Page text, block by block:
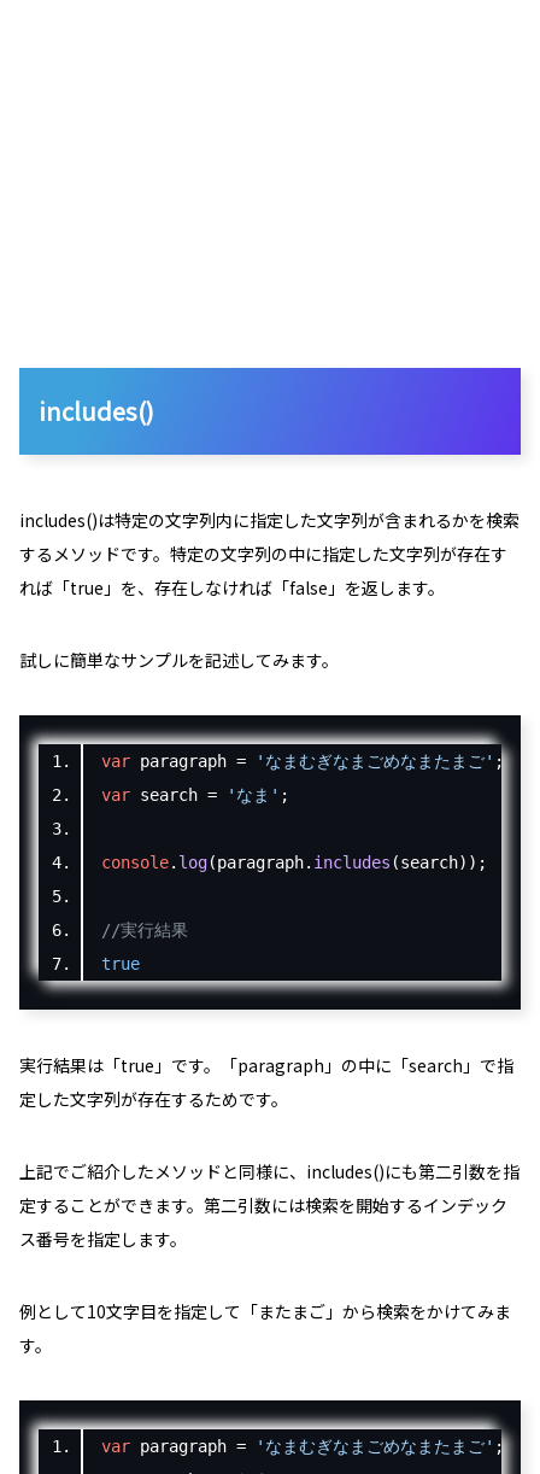
includes()
includes()は特定の文字列内に指定した文字列が含まれるかを検索
するメソッドです。特定の文字列の中に指定した文字列が存在す
れば「true 」を、存在しなければ「false 」を返します。
試しに簡単なサンプルを記述してみます。
var paragraph = 'なまむぎなまごめなまたまご' ;
var search = 'なま' ;
console. log(paragraph. includes (search));
//実行結果
true
実行結果は「true 」です。「paragraph 」の中に「search 」で指
定した文字列が存在するためです。
上記でご紹介したメソッドと同様に、includes()にも第二引数を指
定することができます。第二引数には検索を開始するインデック
ス番号を指定します。
例として10文字目を指定して「またまご 」から検索をかけてみま
す。
var paragraph = 'なまむぎなまごめなまたまご' ;